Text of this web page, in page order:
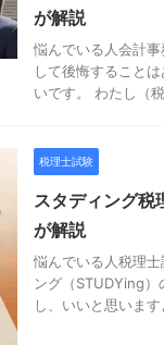
が解説
悩んでいる人会計
して後悔すること
いです。 わたし（
税理士試験
スタディング税
が解説
悩んでいる人税理
ング（STUDYing
し、いいと思いま